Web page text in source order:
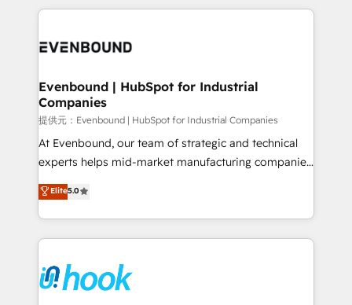
to accompany companies on their digital
to help you keep winning. What We Do ⚙️ CRM
Data & Content 📈 Sales & Marketing Alignment +
Agent Creation 🔄 Custom Integrations & Data
Migration Why 1406 We become part of your team.
Your team learns while we build. We fix what others
broke. Built for mid-market reality—practical
solutions that work with your actual headcount and
HubSpot partners 🔄 Top 5% globally in client
retention 📅 8+ years of consistent results since 2017
move beyond spreadsheets into unified systems
that drive real business results.
Evenbound | HubSpot for Industrial
Companies
提供元：Evenbound | HubSpot for Industrial Companies
At Evenbound, our team of strategic and technical
experts helps mid-market manufacturing companies
achieve real growth. We specialize in delivering
tailored solutions that drive results by leveraging
HubSpot’s platform and data to fuel success.
Technical Solutions: - HubSpot Technical Consulting -
Onboarding - Data Migration & Integrations -
Technical Audit & Optimization Strategic Solutions: -
Elite5.0